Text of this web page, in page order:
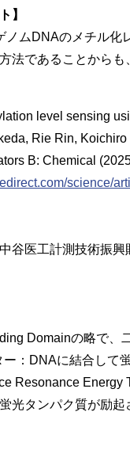
】
ムDNAのメチル化
法であることから
level sensing
Rie Rin,
B: Chemical
science/
谷医工計測技術振興
Domainの略で
：DNAに結合して
Resonance
光タンパク質が励起